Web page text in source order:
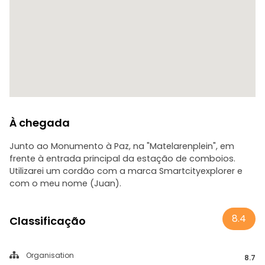
À chegada
Junto ao Monumento à Paz, na "Matelarenplein", em
frente à entrada principal da estação de comboios.
Utilizarei um cordão com a marca Smartcityexplorer e
com o meu nome (Juan).
Classificação 8.4
Organisation 8.7